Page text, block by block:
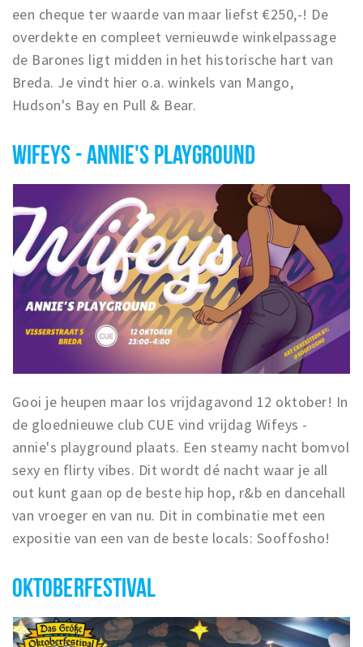
een cheque ter waarde van maar liefst €250,-! De
overdekte en compleet vernieuwde winkelpassage
de Barones ligt midden in het historische hart van
Breda. Je vindt hier o.a. winkels van Mango,
Hudson's Bay en Pull & Bear.
WIFEYS - ANNIE'S PLAYGROUND
Gooi je heupen maar los vrijdagavond 12 oktober! In
de gloednieuwe club CUE vind vrijdag Wifeys -
annie's playground plaats. Een steamy nacht bomvol
sexy en flirty vibes. Dit wordt dé nacht waar je all
out kunt gaan op de beste hip hop, r&b en dancehall
van vroeger en van nu. Dit in combinatie met een
expositie van een van de beste locals: Sooffosho!
OKTOBERFESTIVAL